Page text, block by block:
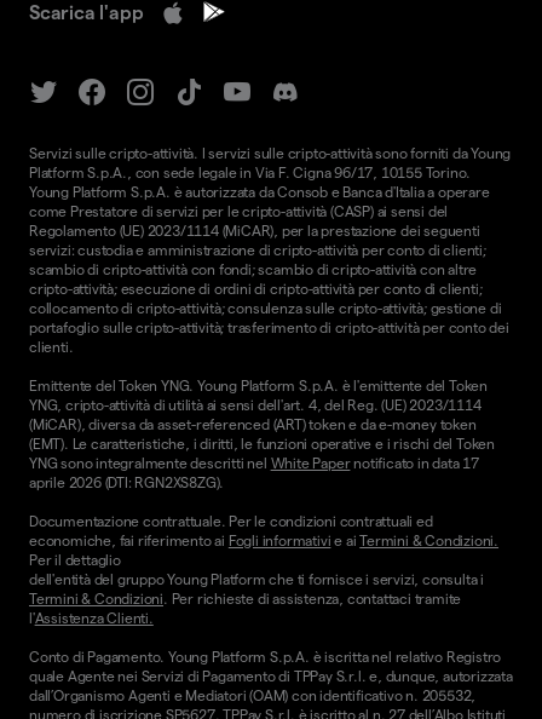
Scarica l'app
Servizi sulle cripto-attività. I servizi sulle cripto-attività sono forniti da Young
Platform S.p.A., con sede legale in Via F. Cigna 96/17, 10155 Torino.
Young Platform S.p.A. è autorizzata da Consob e Banca d'Italia a operare
come Prestatore di servizi per le cripto-attività (CASP) ai sensi del
Regolamento (UE) 2023/1114 (MiCAR), per la prestazione dei seguenti
servizi: custodia e amministrazione di cripto-attività per conto di clienti;
scambio di cripto-attività con fondi; scambio di cripto-attività con altre
cripto-attività; esecuzione di ordini di cripto-attività per conto di clienti;
collocamento di cripto-attività; consulenza sulle cripto-attività; gestione di
portafoglio sulle cripto-attività; trasferimento di cripto-attività per conto dei
clienti.
Emittente del Token YNG. Young Platform S.p.A. è l'emittente del Token
YNG, cripto-attività di utilità ai sensi dell'art. 4, del Reg. (UE) 2023/1114
(MiCAR), diversa da asset-referenced (ART) token e da e-money token
(EMT). Le caratteristiche, i diritti, le funzioni operative e i rischi del Token
YNG sono integralmente descritti nel White Papernotificato in data 17
aprile 2026 (DTI: RGN2XS8ZG).
Documentazione contrattuale. Per le condizioni contrattuali ed
economiche, fai riferimento ai Fogli informativi e aiTermini & Condizioni.
Per il dettaglio
dell'entità del gruppo Young Platform che ti fornisce i servizi, consulta i
Termini & Condizioni. Per richieste di assistenza, contattaci tramite
l'Assistenza Clienti.
Conto di Pagamento. Young Platform S.p.A. è iscritta nel relativo Registro
quale Agente nei Servizi di Pagamento di TPPay S.r.l. e, dunque, autorizzata
dall’Organismo Agenti e Mediatori (OAM) con identificativo n. 205532,
numero di iscrizione SP5627. TPPay S.r.l. è iscritto al n. 27 dell’Albo Istituti